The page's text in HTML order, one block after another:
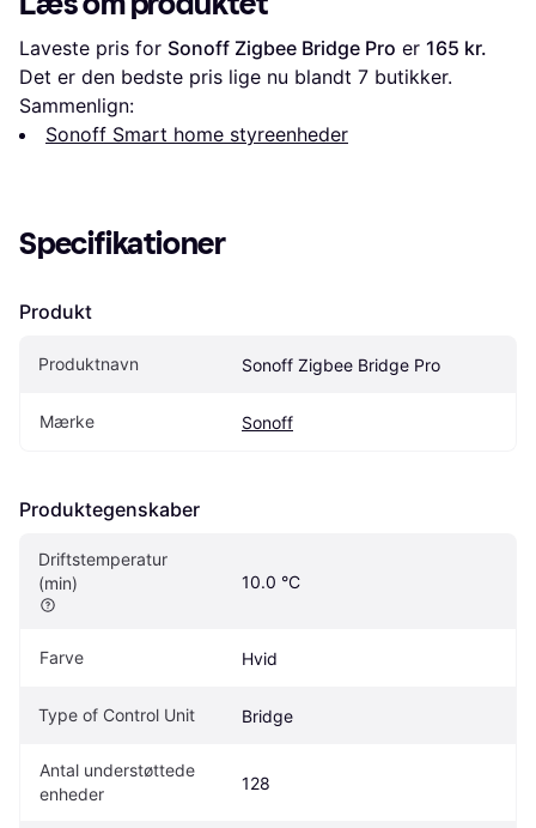
Laveste pris for Sonoff Zigbee Bridge Pro er 165 kr.
Det er den bedste pris lige nu blandt 7 butikker.
Sammenlign:
Sonoff Smart home styreenheder
Specifikationer
Produkt
Produktnavn Sonoff Zigbee Bridge Pro
Mærke Sonoff
Produktegenskaber
Driftstemperatur
(min)
10.0 °C
Farve Hvid
Type of Control Unit Bridge
Antal understøttede
enheder
128